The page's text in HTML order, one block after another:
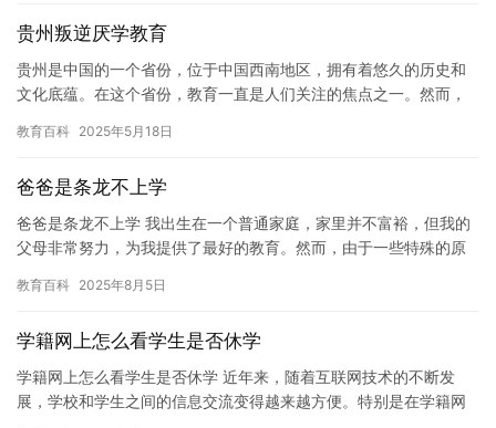
贵州叛逆厌学教育
贵州是中国的一个省份，位于中国西南地区，拥有着悠久的历史和
文化底蕴。在这个省份，教育一直是人们关注的焦点之一。然而，
这个省…
教育百科 2025年5月18日
爸爸是条龙不上学
爸爸是条龙不上学 我出生在一个普通家庭，家里并不富裕，但我的
父母非常努力，为我提供了最好的教育。然而，由于一些特殊的原
一…
教育百科 2025年8月5日
学籍网上怎么看学生是否休学
学籍网上怎么看学生是否休学 近年来，随着互联网技术的不断发
展，学校和学生之间的信息交流变得越来越方便。特别是在学籍网